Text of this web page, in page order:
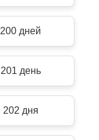
200 дней
201 день
202 дня